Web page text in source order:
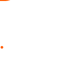
(JG)